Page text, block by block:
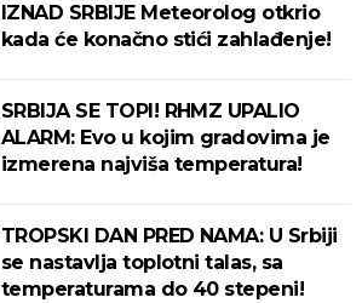
IZNAD SRBIJE Meteorolog otkrio
kada će konačno stići zahlađenje!
SRBIJA SE TOPI! RHMZ UPALIO
ALARM: Evo u kojim gradovima je
izmerena najviša temperatura!
TROPSKI DAN PRED NAMA: U Srbiji
se nastavlja toplotni talas, sa
temperaturama do 40 stepeni!